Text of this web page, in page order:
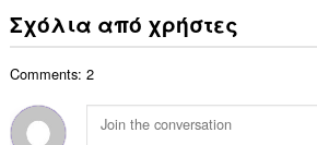
ε
ω
ο
γ
ε
α
θ
λ
ο
ν
ο
β
α
Σχόλια από χρήστες
Comments: 2